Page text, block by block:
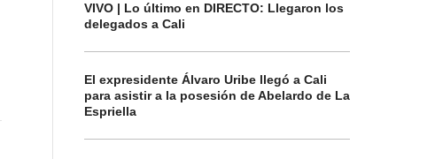
VIVO | Lo último en DIRECTO: Llegaron los
delegados a Cali
El expresidente Álvaro Uribe llegó a Cali
para asistir a la posesión de Abelardo de La
Espriella